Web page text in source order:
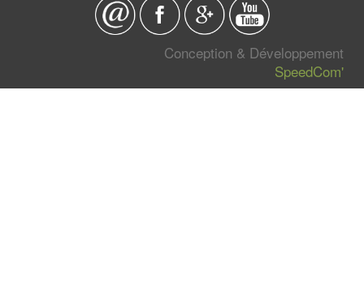
Conception & Développement
SpeedCom'